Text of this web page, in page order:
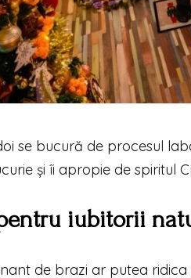
se bucură de procesul
și îi apropie de spiritul
iubitorii
de brazi ar putea